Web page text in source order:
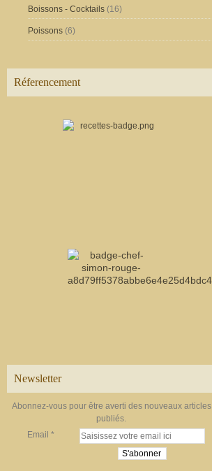
Boissons - Cocktails (16)
Poissons (6)
Réferencement
Newsletter
Abonnez-vous pour être averti des nouveaux articles
publiés.
Email